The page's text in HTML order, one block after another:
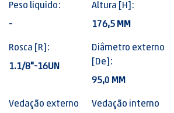
Peso liquido:
-
Altura [H]:
176,5 MM
Rosca [R]:
1.1/8"-16UN
Diâmetro externo
[De]:
95,0 MM
Vedação externo
Vedação interno